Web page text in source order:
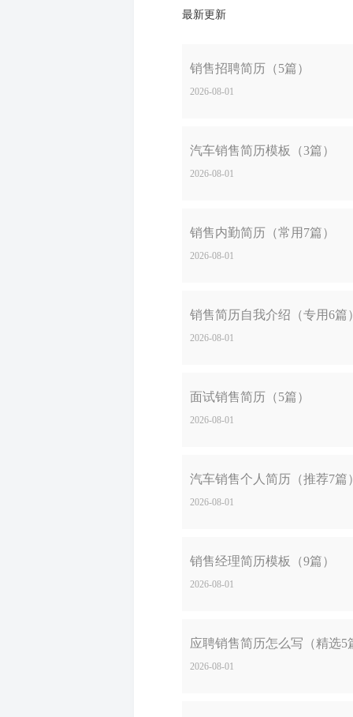
最新更新
销售招聘简历（5篇）
2026-08-01
汽车销售简历模板（3篇）
2026-08-01
销售内勤简历（常用7篇）
2026-08-01
销售简历自我介绍（专用6篇
2026-08-01
面试销售简历（5篇）
2026-08-01
汽车销售个人简历（推荐7篇
2026-08-01
销售经理简历模板（9篇）
2026-08-01
应聘销售简历怎么写（精选5
2026-08-01